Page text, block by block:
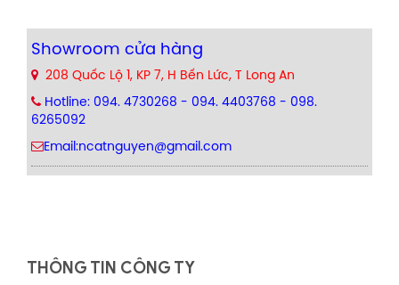
Showroom cửa hàng
208 Quốc Lộ 1, KP 7, H Bến Lức, T Long An
Hotline: 094. 4730268 - 094. 4403768 - 098.
6265092
Email:ncatnguyen@gmail.com
THÔNG TIN CÔNG TY